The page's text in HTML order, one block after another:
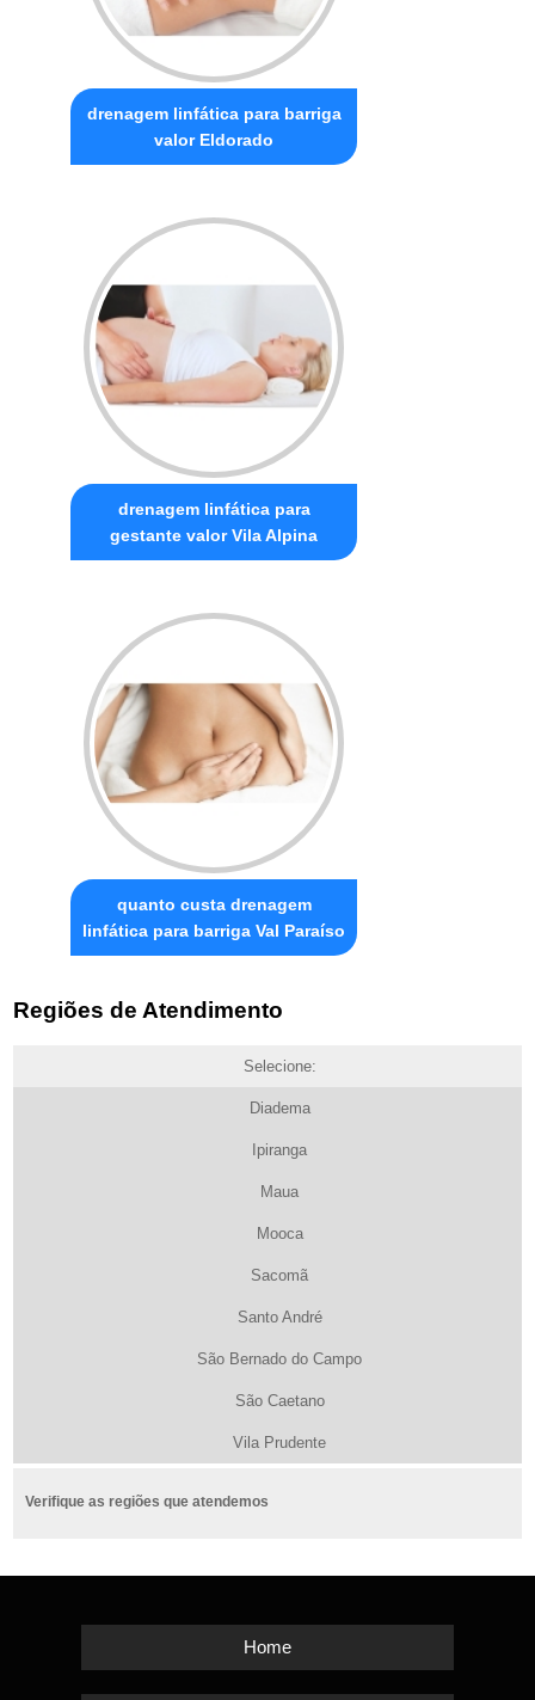
drenagem linfática para barriga
valor Eldorado
drenagem linfática para
gestante valor Vila Alpina
quanto custa drenagem
linfática para barriga Val Paraíso
Regiões de Atendimento
Selecione:
Diadema
Ipiranga
Maua
Mooca
Sacomã
Santo André
São Bernado do Campo
São Caetano
Vila Prudente
Verifique as regiões que atendemos
Home